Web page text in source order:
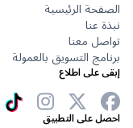
الرئيسية
معنا
التسويق بالعمولة
اطلاع
على التطبيق